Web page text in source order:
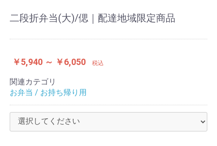
二段折弁当(大)/偲｜配達地域限定商品
￥5,940 ～ ￥6,050 税込
関連カテゴリ
お弁当 / お持ち帰り用